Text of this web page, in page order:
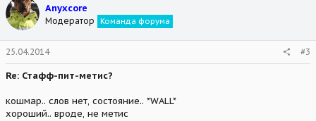
Anyxcore
Модератор Команда форума
25.04.2014 #3
Re: Стафф-пит-метис?
кошмар.. слов нет, состояние.. *WALL*
хороший.. вроде, не метис